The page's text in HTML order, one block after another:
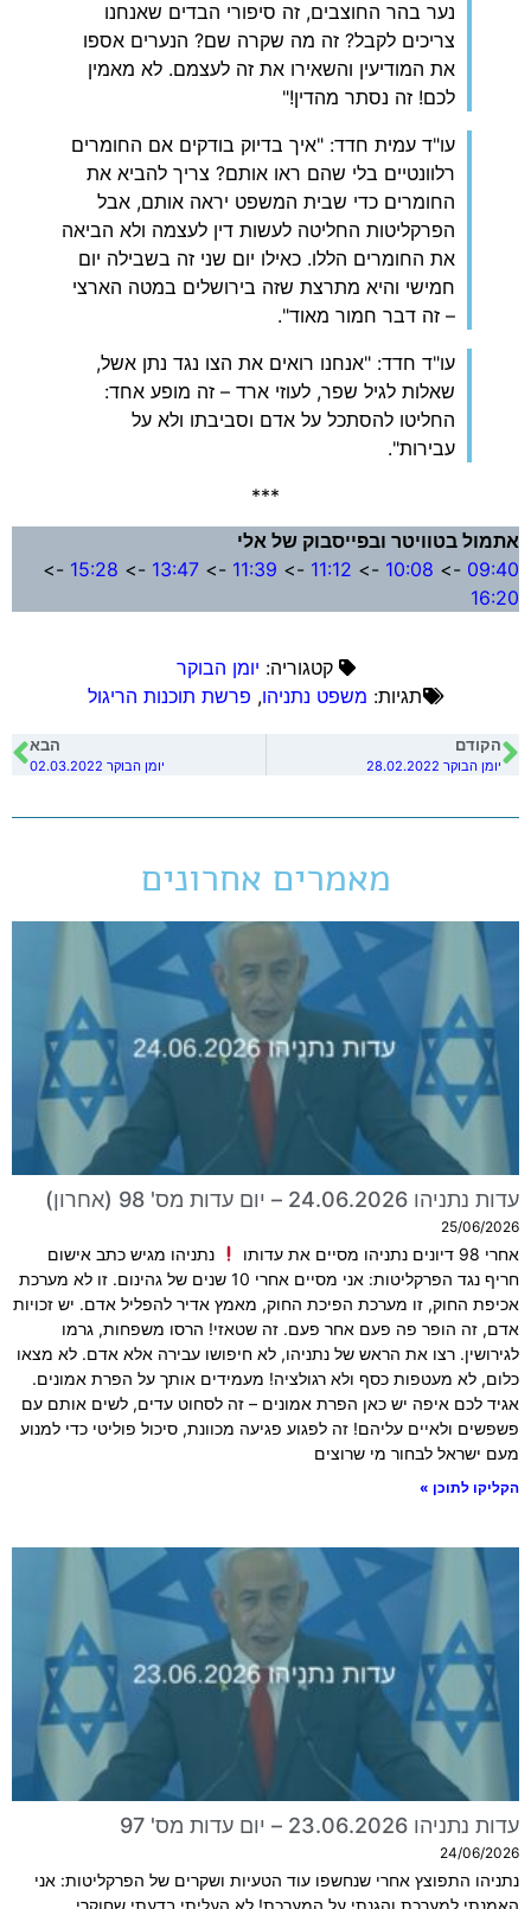
נער בהר החוצבים, זה סיפורי הבדים שאנחנו
צריכים לקבל? זה מה שקרה שם? הנערים אספו
את המודיעין והשאירו את זה לעצמם. לא מאמין
לכם! זה נסתר מהדין!"
עו"ד עמית חדד: "איך בדיוק בודקים אם החומרים
רלוונטיים בלי שהם ראו אותם? צריך להביא את
החומרים כדי שבית המשפט יראה אותם, אבל
הפרקליטות החליטה לעשות דין לעצמה ולא הביאה
את החומרים הללו. כאילו יום שני זה בשבילה יום
חמישי והיא מתרצת שזה בירושלים במטה הארצי
– זה דבר חמור מאוד".
עו"ד חדד: "אנחנו רואים את הצו נגד נתן אשל,
שאלות לגיל שפר, לעוזי ארד – זה מופע אחד:
החליטו להסתכל על אדם וסביבתו ולא על
עבירות".
***
אתמול בטוויטר ובפייסבוק של אלי
09:40
->
10:08
->
11:12
->
11:39
->
13:47
->
15:28
->
16:20
קטגוריה: יומן הבוקר
תגיות: משפט נתניהו, פרשת תוכנות הריגול
הקודם
יומן הבוקר 28.02.2022
הבא
יומן הבוקר 02.03.2022
מאמרים אחרונים
עדות נתניהו 24.06.2026 – יום עדות מס' 98 (אחרון)
25/06/2026
אחרי 98 דיונים נתניהו מסיים את עדותו
נתניהו מגיש כתב אישום
חריף נגד הפרקליטות: אני מסיים אחרי 10 שנים של גהינום. זו לא מערכת
אכיפת החוק, זו מערכת הפיכת החוק, מאמץ אדיר להפליל אדם. יש זכויות
אדם, זה הופר פה פעם אחר פעם. זה שטאזי! הרסו משפחות, גרמו
לגירושין. רצו את הראש של נתניהו, לא חיפושו עבירה אלא אדם. לא מצאו
כלום, לא מעטפות כסף ולא רגולציה! מעמידים אותך על הפרת אמונים.
אגיד לכם איפה יש כאן הפרת אמונים – זה לסחוט עדים, לשים אותם עם
פשפשים ולאיים עליהם! זה לפגוע פגיעה מכוונת, סיכול פוליטי כדי למנוע
מעם ישראל לבחור מי שרוצים
הקליקו לתוכן »
עדות נתניהו 23.06.2026 – יום עדות מס' 97
24/06/2026
נתניהו התפוצץ אחרי שנחשפו עוד הטעיות ושקרים של הפרקליטות: אני
האמנתי למערכת והגנתי על המערכת! לא העליתי בדעתי שחוקרי